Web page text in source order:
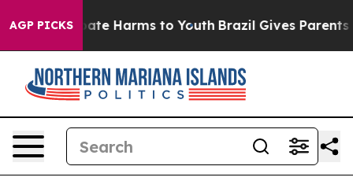
AGP PICKSto Abate Harms to Youth Brazil Gives Parents